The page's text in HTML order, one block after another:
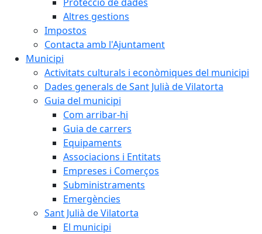
Altres gestions
Impostos
Contacta amb l'Ajuntament
Municipi
Activitats culturals i econòmiques del municipi
Dades generals de Sant Julià de Vilatorta
Guia del municipi
Com arribar-hi
Guia de carrers
Equipaments
Associacions i Entitats
Empreses i Comerços
Subministraments
Emergències
Sant Julià de Vilatorta
El municipi